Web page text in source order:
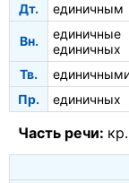
Дт.
единичным
Вн.
единичные
единичных
Тв.
Пр.
единичных
Часть речи: